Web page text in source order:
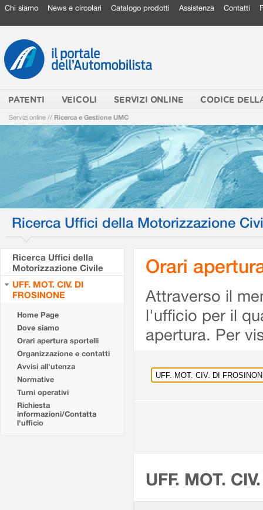
Chi siamo News e circolari Catalogo prodotti Assistenza Contatti
PATENTI VEICOLI SERVIZI ONLINE CODICE
Servizi online // Ricerca e Gestione UMC
Ricerca Uffici della Motorizzazione
Ricerca Uffici della
Motorizzazione Civile
UFF. MOT. CIV. DI
FROSINONE
Home Page
Dove siamo
Orari apertura sportelli
Organizzazione e contatti
Avvisi all'utenza
Normative
Turni operativi
Richiesta
informazioni/Contatta
l'ufficio
Orari
Attraverso il
l'ufficio per il
apertura. Per
UFF. MOT.